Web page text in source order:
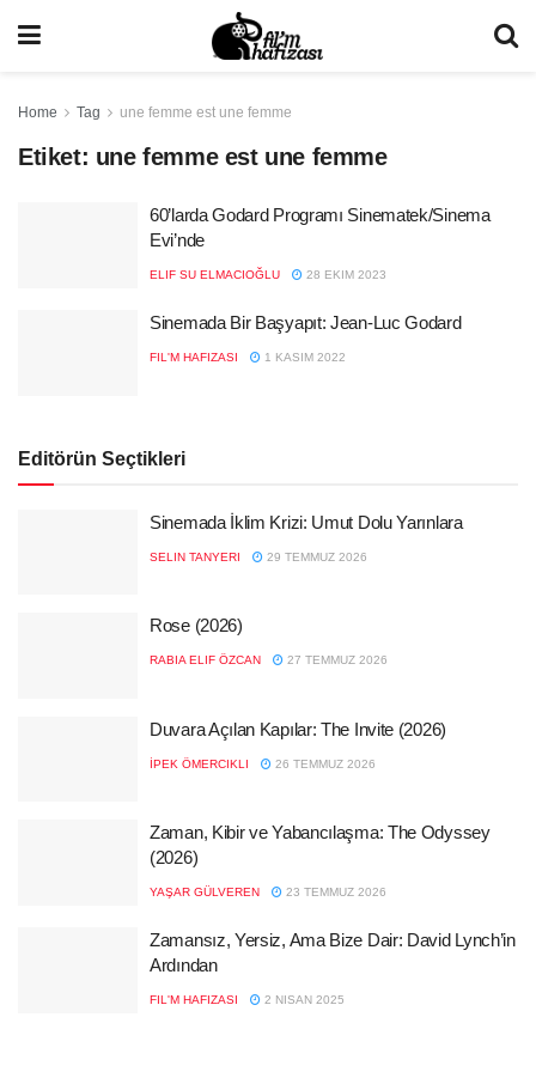
Home Tag une femme est une femme
Etiket: une femme est une femme
60’larda Godard Programı Sinematek/Sinema
Evi’nde
ELIF SU ELMACIOĞLU 28 EKIM 2023
Sinemada Bir Başyapıt: Jean-Luc Godard
FIL'M HAFIZASI 1 KASIM 2022
Editörün Seçtikleri
Sinemada İklim Krizi: Umut Dolu Yarınlara
SELIN TANYERI 29 TEMMUZ 2026
Rose (2026)
RABIA ELIF ÖZCAN 27 TEMMUZ 2026
Duvara Açılan Kapılar: The Invite (2026)
İPEK ÖMERCIKLI 26 TEMMUZ 2026
Zaman, Kibir ve Yabancılaşma: The Odyssey
(2026)
YAŞAR GÜLVEREN 23 TEMMUZ 2026
Zamansız, Yersiz, Ama Bize Dair: David Lynch’in
Ardından
FIL'M HAFIZASI 2 NISAN 2025